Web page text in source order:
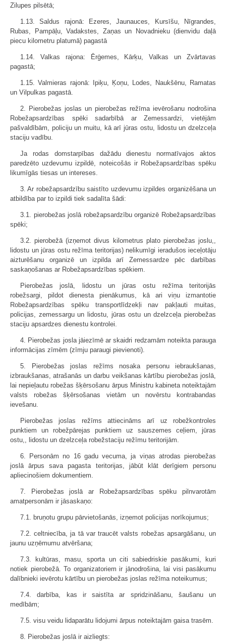
Zilupes pilsētā;
1.13. Saldus rajonā: Ezeres, Jaunauces, Kursīšu, Nīgrandes,
Rubas, Pampāļu, Vadakstes, Zaņas un Novadnieku (dienvidu daļā
piecu kilometru platumā) pagastā
1.14. Valkas rajona: Ērģemes, Kārķu, Valkas un Zvārtavas
pagastā;
1.15. Valmieras rajonā: Ipiķu, Ķoņu, Lodes, Naukšēnu, Ramatas
un Vilpulkas pagastā.
2. Pierobežas joslas un pierobežas režīma ievērošanu nodrošina
Robežapsardzības spēki sadarbībā ar Zemessardzi, vietējām
pašvaldībām, policiju un muitu, kā arī jūras ostu, lidostu un dzelzceļa
staciju vadību.
Ja rodas domstarpības dažādu dienestu normatīvajos aktos
paredzēto uzdevumu izpildē, noteicošās ir Robežapsardzības spēku
likumīgās tiesas un intereses.
3. Ar robežapsardzību saistīto uzdevumu izpildes organizēšana un
atbildība par to izpildi tiek sadalīta šādi:
3.1. pierobežas joslā robežapsardzību organizē Robežapsardzības
spēki;
3.2. pierobežā (izņemot divus kilometrus plato pierobežas joslu,,
lidostu un jūras ostu režīma teritorijas) nelikumīgi ieradušos ieceļotāju
aizturēšanu organizē un izpilda arī Zemessardze pēc darbības
saskaņošanas ar Robežapsardzības spēkiem.
Pierobežas joslā, lidostu un jūras ostu režīma teritorijās
robežsargi, pildot dienesta pienākumus, kā ari viņu izmantotie
Robežapsardzības spēku transportlīdzekļi nav pakļauti muitas,
policijas, zemessargu un lidostu, jūras ostu un dzelzceļa pierobežas
staciju apsardzes dienestu kontrolei.
4. Pierobežas josla jāiezīmē ar skaidri redzamām noteikta parauga
informācijas zīmēm (zīmju paraugi pievienoti).
5. Pierobežas joslas režīms nosaka personu iebraukšanas,
izbraukšanas, atrašanās un darbu veikšanas kārtību pierobežas joslā,
lai nepieļautu robežas šķērsošanu ārpus Ministru kabineta noteiktajām
valsts robežas šķērsošanas vietām un novērstu kontrabandas
ievešanu.
Pierobežas joslas režīms attiecināms arī uz robežkontroles
punktiem un robežpārejas punktiem uz sauszemes ceļiem, jūras
ostu,, lidostu un dzelzceļa robežstaciju režīmu teritorijām.
6. Personām no 16 gadu vecuma, ja viņas atrodas pierobežas
joslā ārpus sava pagasta teritorijas, jābūt klāt derīgiem personu
apliecinošiem dokumentiem.
7. Pierobežas joslā ar Robežapsardzības spēku pilnvarotām
amatpersonām ir jāsaskaņo:
7.1. bruņotu grupu pārvietošanās, izņemot policijas norīkojumus;
7.2. celtniecība, ja tā var traucēt valsts robežas apsargāšanu, un
jaunu uzņēmumu atvēršana;
7.3. kultūras, masu, sporta un citi sabiedriskie pasākumi, kuri
notiek pierobežā. To organizatoriem ir jānodrošina, lai visi pasākumu
dalībnieki ievērotu kārtību un pierobežas joslas režīma noteikumus;
7.4. darbība, kas ir saistīta ar spridzināšanu, šaušanu un
medībām;
7.5. visu veidu lidaparātu lidojumi ārpus noteiktajām gaisa trasēm.
8. Pierobežas joslā ir aizliegts: